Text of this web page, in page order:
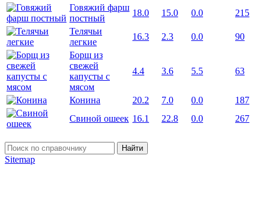
Говяжий фарш
постный
18.0 15.0 0.0
215
Телячьи
легкие
16.3 2.3 0.0
90
Борщ из
свежей
капусты с
мясом
4.4 3.6 5.5 63
Конина 20.2 7.0 0.0
187
Свиной ошеек 16.1 22.8 0.0 267
Найти
Sitemap